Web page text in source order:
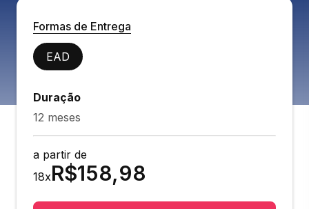
Formas de Entrega
EAD
Duração
12 meses
a partir de
18xR$158,98